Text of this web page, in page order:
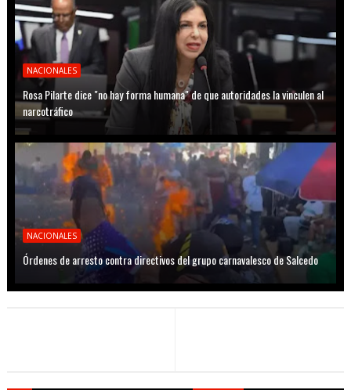
NACIONALES
Rosa Pilarte dice "no hay forma humana" de que autoridades la vinculen al
narcotráfico
NACIONALES
Órdenes de arresto contra directivos del grupo carnavalesco de Salcedo